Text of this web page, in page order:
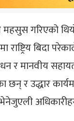
गरिएको
बिदा
र मानवीय
र उद्धार